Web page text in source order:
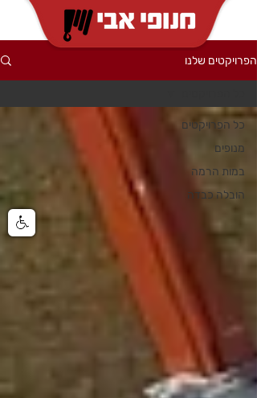
הפרויקטים שלנו
כל הפרויקטים
מנופים
במות הרמה
הובלה כבדה